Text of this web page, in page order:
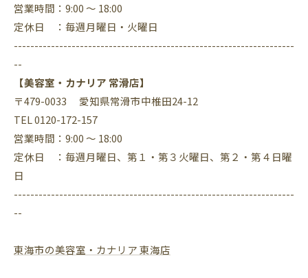
営業時間：9:00 ～ 18:00
定休日 ：毎週月曜日・火曜日
--------------------------------------------------------------------
--
【美容室・カナリア 常滑店】
〒479-0033 愛知県常滑市中椎田24-12
TEL 0120-172-157
営業時間：9:00 ～ 18:00
定休日 ：毎週月曜日、第１・第３火曜日、第２・第４日曜
日
--------------------------------------------------------------------
--
東海市の美容室・カナリア 東海店